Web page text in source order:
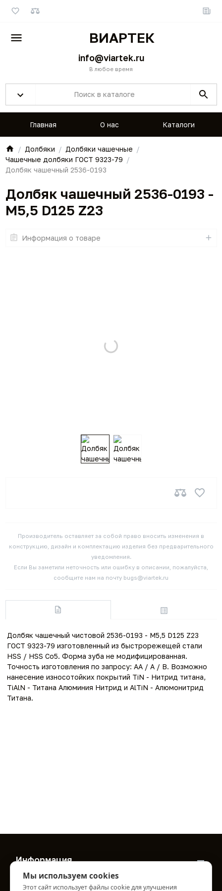
ВИАРТЕК
info@viartek.ru
В любое время
Главная О нас Каталоги
Долбяки
Долбяки чашечные
Чашечные долбяки ГОСТ 9323-79
Долбяк чашечный 2536-0193
Долбяк чашечный 2536-0193 -
M5,5 D125 Z23
Информация о товаре
Производитель оставляет за собой право вносить изменения в
конструкцию, дизайн и комплектацию изделия без предварительного
уведомления.
Если Вы заметили неточность или ошибку в описании, пожалуйста,
сообщите нам на почту bugs@viartek.ru
Долбяк чашечный чистовой 2536-0193 - M5,5 D125 Z23
ГОСТ 9323-79 изготовленный из быстрорежещей стали
HSS / HSS Co5. Форма зуба не модифицированная.
Точность изготовления по запросу: AA / A / B. Возможно
нанесение износотойких покрытий TiN - Нитрид титана,
TiAlN - Титана Алюминия Нитрид и AlTiN - Алюмонитрид
Титана.
Информация
О нас
Мы используем cookies
Этот сайт использует файлы cookie для улучшения